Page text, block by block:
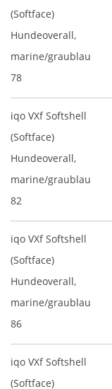
(Softface)
Hundeoverall,
marine/graublau
78
iqo VXf Softshell
(Softface)
Hundeoverall,
marine/graublau
82
iqo VXf Softshell
(Softface)
Hundeoverall,
marine/graublau
86
iqo VXf Softshell
(Softface)